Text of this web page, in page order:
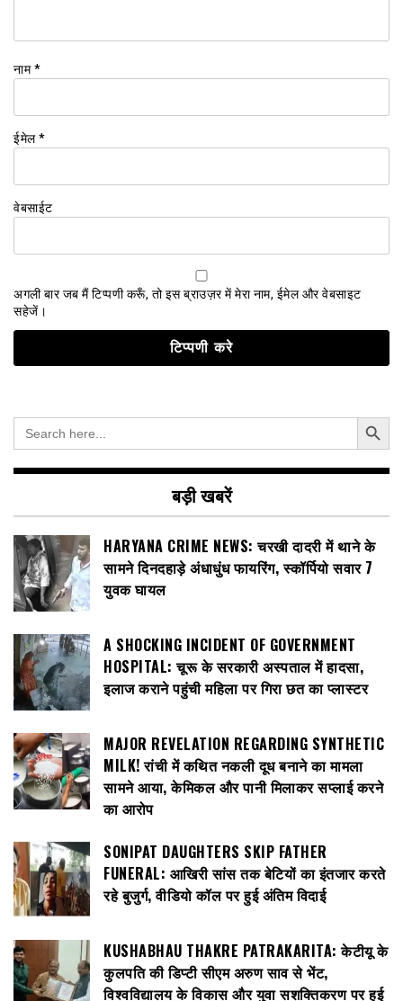
नाम*
ईमेल*
वेबसाईट
अगली बार जब मैं टिप्पणी करूँ, तो इस ब्राउज़र में मेरा नाम, ईमेल और वेबसाइट
सहेजें।
Search
for:
Search Button
बड़ी खबरें
HARYANA CRIME NEWS: चरखी दादरी में थाने के
सामने दिनदहाड़े अंधाधुंध फायरिंग, स्कॉर्पियो सवार 7
युवक घायल
A SHOCKING INCIDENT OF GOVERNMENT
HOSPITAL: चूरू के सरकारी अस्पताल में हादसा,
इलाज कराने पहुंची महिला पर गिरा छत का प्लास्टर
MAJOR REVELATION REGARDING SYNTHETIC
MILK! रांची में कथित नकली दूध बनाने का मामला
सामने आया, केमिकल और पानी मिलाकर सप्लाई करने
का आरोप
SONIPAT DAUGHTERS SKIP FATHER
FUNERAL: आखिरी सांस तक बेटियों का इंतजार करते
रहे बुजुर्ग, वीडियो कॉल पर हुई अंतिम विदाई
KUSHABHAU THAKRE PATRAKARITA: केटीयू के
कुलपति की डिप्टी सीएम अरुण साव से भेंट,
विश्वविद्यालय के विकास और युवा सशक्तिकरण पर हुई